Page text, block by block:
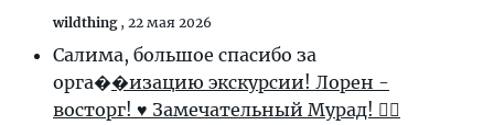
wildthing, 22 мая 2026
Салима, большое спасибо за
орга��изацию экскурсии! Лорен -
восторг! ♥️ Замечательный Мурад! 👍🏻